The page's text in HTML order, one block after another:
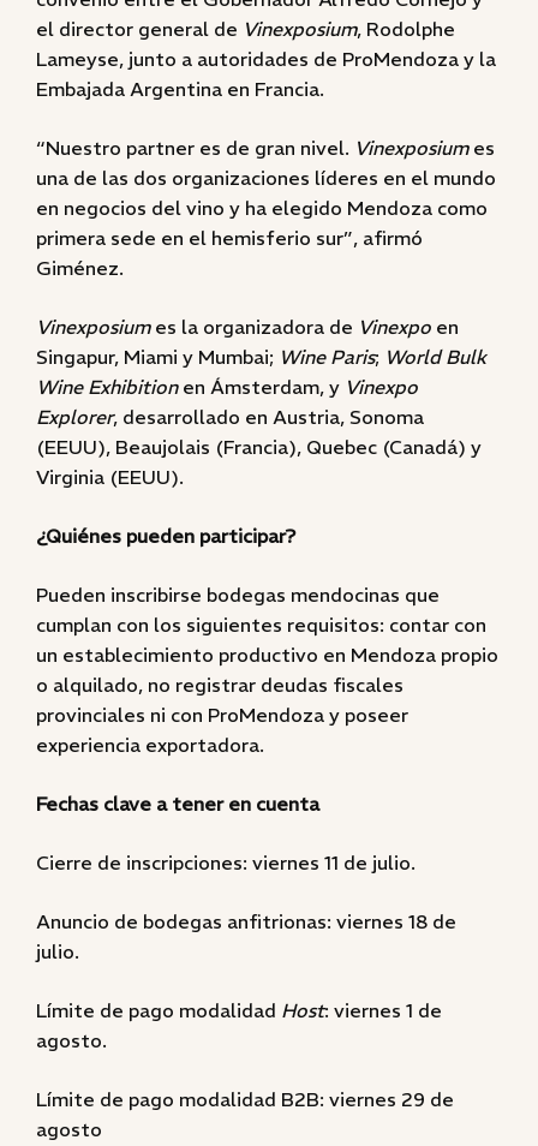
el director general de Vinexposium, Rodolphe
Lameyse, junto a autoridades de ProMendoza y la
Embajada Argentina en Francia.
“Nuestro partner es de gran nivel. Vinexposiumes
una de las dos organizaciones líderes en el mundo
en negocios del vino y ha elegido Mendoza como
primera sede en el hemisferio sur”, afirmó
Giménez.
Vinexposiumes la organizadora de Vinexpo en
Singapur, Miami y Mumbai; Wine Paris; World Bulk
Wine Exhibitionen Ámsterdam, y Vinexpo
Explorer, desarrollado en Austria, Sonoma
(EEUU), Beaujolais (Francia), Quebec (Canadá) y
Virginia (EEUU).
¿Quiénes pueden participar?
Pueden inscribirse bodegas mendocinas que
cumplan con los siguientes requisitos: contar con
un establecimiento productivo en Mendoza propio
o alquilado, no registrar deudas fiscales
provinciales ni con ProMendoza y poseer
experiencia exportadora.
Fechas clave a tener en cuenta
Cierre de inscripciones: viernes 11 de julio.
Anuncio de bodegas anfitrionas: viernes 18 de
julio.
Límite de pago modalidad Host: viernes 1 de
agosto.
Límite de pago modalidad B2B: viernes 29 de
agosto